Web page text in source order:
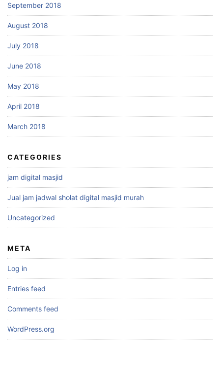
September 2018
August 2018
July 2018
June 2018
May 2018
April 2018
March 2018
CATEGORIES
jam digital masjid
Jual jam jadwal sholat digital masjid murah
Uncategorized
META
Log in
Entries feed
Comments feed
WordPress.org